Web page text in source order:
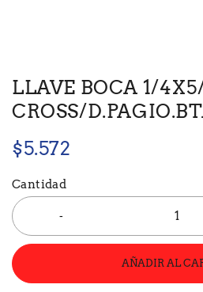
LLAVE BOCA 1/
CROSS/
$5.572
Cantidad
AÑADIR AL